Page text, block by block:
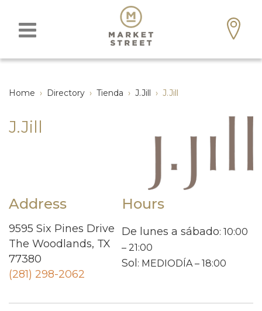
Home › Directory › Tienda › J.Jill › J.Jill
J.Jill
Address
9595 Six Pines Drive
The Woodlands, TX
77380
(281) 298-2062
Hours
De lunes a sábado: 10:00
– 21:00
Sol : MEDIODÍA – 18:00